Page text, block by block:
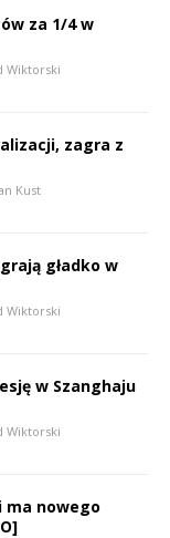
za 1/4 w
Wiktorski
zagra z
Kust
gładko w
Wiktorski
w Szanghaju
Wiktorski
ma nowego